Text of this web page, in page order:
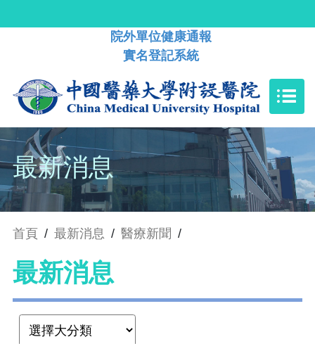
院外單位健康通報
實名登記系統
最新消息
首頁 / 最新消息 / 醫療新聞 /
最新消息